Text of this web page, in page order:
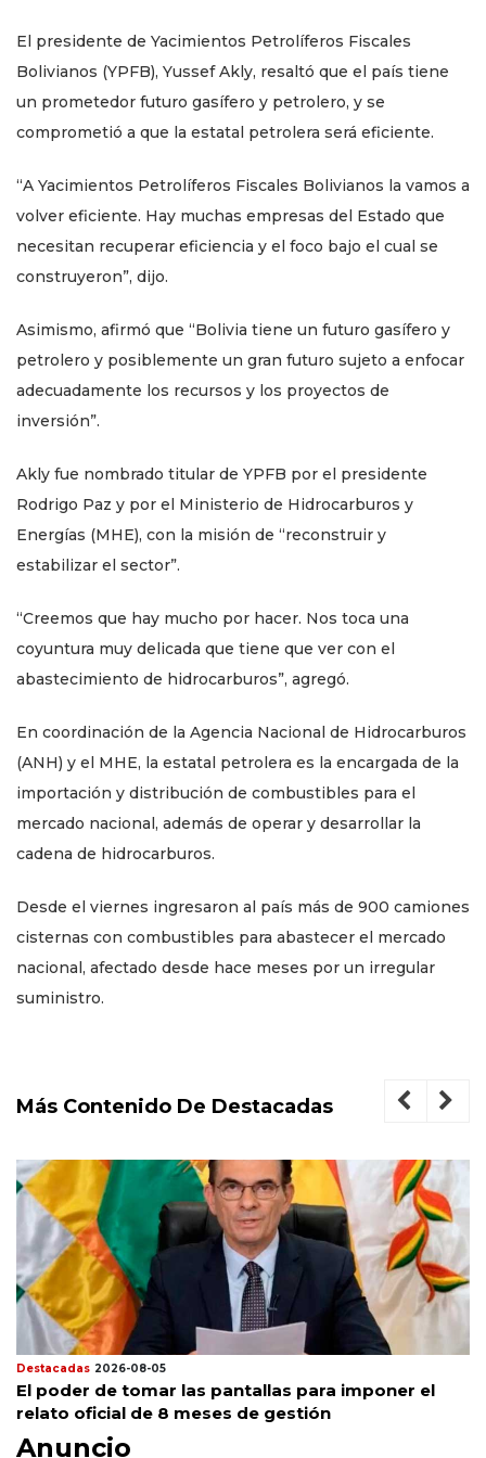
El presidente de Yacimientos Petrolíferos Fiscales
Bolivianos (YPFB), Yussef Akly, resaltó que el país tiene
un prometedor futuro gasífero y petrolero, y se
comprometió a que la estatal petrolera será eficiente.
“A Yacimientos Petrolíferos Fiscales Bolivianos la vamos a
volver eficiente. Hay muchas empresas del Estado que
necesitan recuperar eficiencia y el foco bajo el cual se
construyeron”, dijo.
Asimismo, afirmó que “Bolivia tiene un futuro gasífero y
petrolero y posiblemente un gran futuro sujeto a enfocar
adecuadamente los recursos y los proyectos de
inversión”.
Akly fue nombrado titular de YPFB por el presidente
Rodrigo Paz y por el Ministerio de Hidrocarburos y
Energías (MHE), con la misión de “reconstruir y
estabilizar el sector”.
“Creemos que hay mucho por hacer. Nos toca una
coyuntura muy delicada que tiene que ver con el
abastecimiento de hidrocarburos”, agregó.
En coordinación de la Agencia Nacional de Hidrocarburos
(ANH) y el MHE, la estatal petrolera es la encargada de la
importación y distribución de combustibles para el
mercado nacional, además de operar y desarrollar la
cadena de hidrocarburos.
Desde el viernes ingresaron al país más de 900 camiones
cisternas con combustibles para abastecer el mercado
nacional, afectado desde hace meses por un irregular
suministro.
Más Contenido De Destacadas
Destacadas 2026-08-05
El poder de tomar las pantallas para imponer el
relato oficial de 8 meses de gestión
Anuncio